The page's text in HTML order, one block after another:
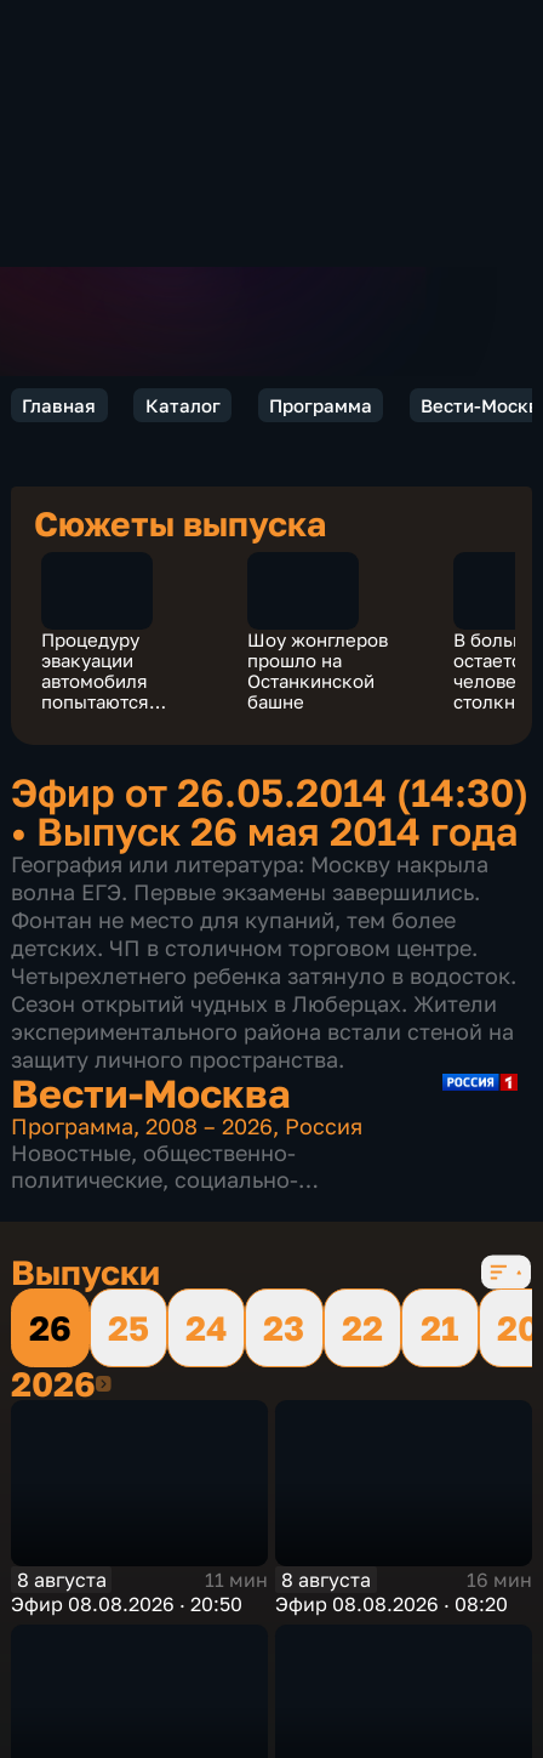
Главная Каталог Программа Вести-
Сюжеты выпуска
Процедуру
эвакуации
автомобиля
попытаются
Шоу жонглеров
прошло на
Останкинской
башне
В
остается
человек
Эфир от 26.05.2014 (14:30)
• Выпуск 26 мая 2014 года
География или литература: Москву накрыла
волна ЕГЭ. Первые экзамены завершились.
Фонтан не место для купаний, тем более
детских. ЧП в столичном торговом центре.
Четырехлетнего ребенка затянуло в водосток.
Сезон открытий чудных в Люберцах. Жители
экспериментального района встали стеной на
защиту личного пространства.
Вести-Москва
Программа,2008 – 2026, Россия
Новостные, общественно-
политические, социально-
Выпуски
26
25 24 23 22 21
20
20262026
8 августа
11 мин
Эфир 08.08.2026 · 20:50
8 августа
16 мин
Эфир 08.08.2026 · 08:20